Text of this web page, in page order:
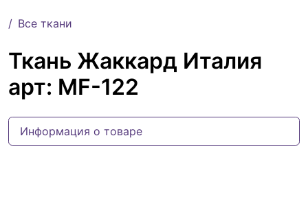
Все ткани
Ткань Жаккард Италия
арт: MF-122
Информация о товаре